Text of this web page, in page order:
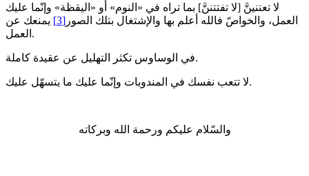
لا تعتنينَّ [لا تفتتننَّ] بما تراه في «النوم» أو «اليقظة» وإنّما عليك
العمل، والخواصّ فالله أعلم بها والإشتغال بتلك الصور [3]
يمنعك عن
العمل.
في الوساوس تكثر التهليل عن عقيدة كاملة.
لا تتعب نفسك في المندوبات وإنّما عليك ما يتسهّل عليك.
والسّلام عليكم ورحمة الله وبركاته